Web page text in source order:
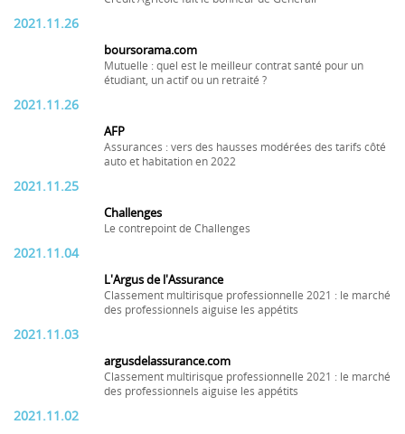
2021.11.26
boursorama.com
Mutuelle : quel est le meilleur contrat santé pour un
étudiant, un actif ou un retraité ?
2021.11.26
AFP
Assurances : vers des hausses modérées des tarifs côté
auto et habitation en 2022
2021.11.25
Challenges
Le contrepoint de Challenges
2021.11.04
L'Argus de l'Assurance
Classement multirisque professionnelle 2021 : le marché
des professionnels aiguise les appétits
2021.11.03
argusdelassurance.com
Classement multirisque professionnelle 2021 : le marché
des professionnels aiguise les appétits
2021.11.02